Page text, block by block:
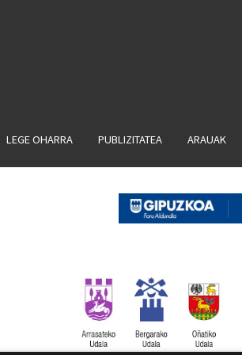
LEGE OHARRA PUBLIZITATEA ARAUAK